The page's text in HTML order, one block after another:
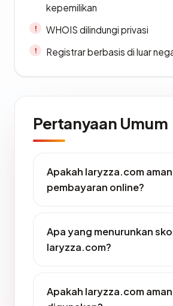
kepemilikan
WHOIS dilindungi privasi
Registrar berbasis di luar
Pertanyaan Umum
Apakah laryzza.com
pembayaran online?
Apa yang menurunkan
laryzza.com?
Apakah laryzza.com aman